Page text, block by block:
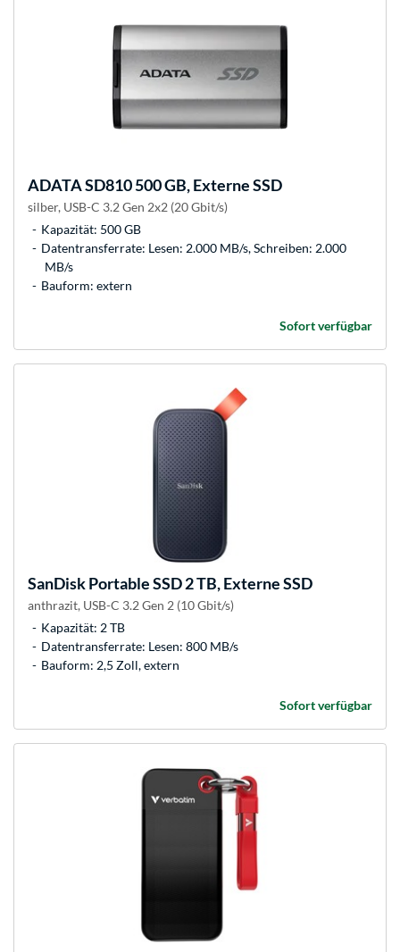
ADATASD810 500 GB, Externe SSD
silber, USB-C 3.2 Gen 2x2 (20 Gbit/s)
Kapazität: 500 GB
Datentransferrate: Lesen: 2.000 MB/s, Schreiben: 2.000
MB/s
Bauform: extern
Sofort verfügbar
SanDiskPortable SSD 2 TB, Externe SSD
anthrazit, USB-C 3.2 Gen 2 (10 Gbit/s)
Kapazität: 2 TB
Datentransferrate: Lesen: 800 MB/s
Bauform: 2,5 Zoll, extern
Sofort verfügbar